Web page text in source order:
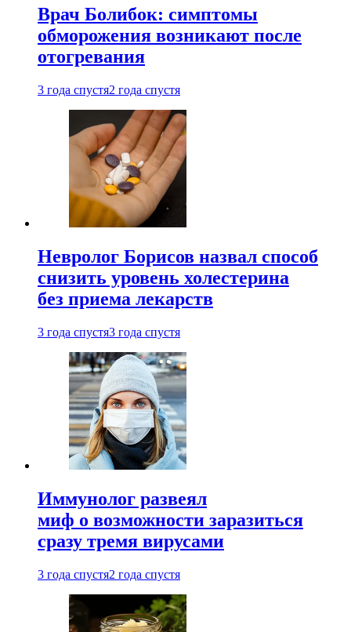
Врач Болибок: симптомы
обморожения возникают после
отогревания
3 года спустя2 года спустя
Невролог Борисов назвал способ
снизить уровень холестерина
без приема лекарств
3 года спустя3 года спустя
Иммунолог развеял
миф о возможности заразиться
сразу тремя вирусами
3 года спустя2 года спустя